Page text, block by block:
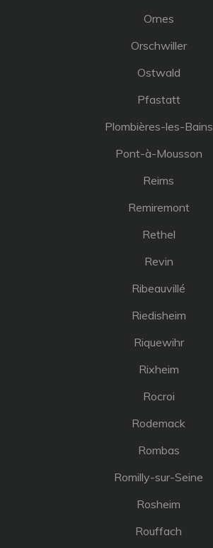
Ornes
Orschwiller
Ostwald
Pfastatt
Plombières-les-Bains
Pont-à-Mousson
Reims
Remiremont
Rethel
Revin
Ribeauvillé
Riedisheim
Riquewihr
Rixheim
Rocroi
Rodemack
Rombas
Romilly-sur-Seine
Rosheim
Rouffach